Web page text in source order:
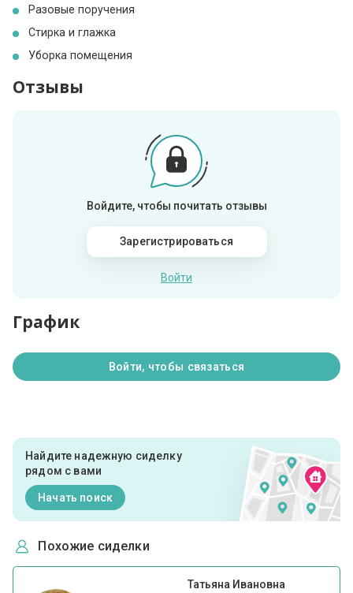
Разовые поручения
Стирка и глажка
Уборка помещения
Отзывы
Войдите, чтобы почитать отзывы
Зарегистрироваться
Войти
График
Войти, чтобы связаться
Найдите надежную сиделку
рядом с вами
Начать поиск
Похожие сиделки
Татьяна Ивановна